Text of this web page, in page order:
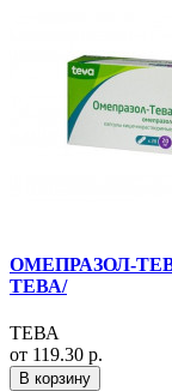
ОМЕПРАЗОЛ-
ТЕВА/
ТЕВА
от 119.30 р.
В корзину